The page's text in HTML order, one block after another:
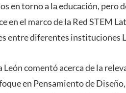
en torno a la educación, pero
en el marco de la Red STEM
entre diferentes instituciones
comentó acerca de la
en Pensamiento de